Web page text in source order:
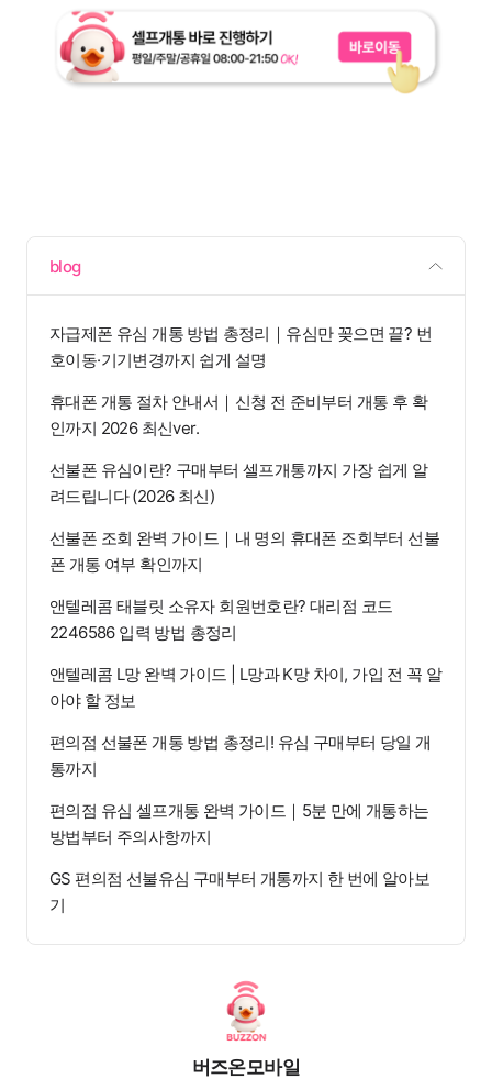
blog
자급제폰 유심 개통 방법 총정리｜유심만 꽂으면 끝? 번
호이동·기기변경까지 쉽게 설명
휴대폰 개통 절차 안내서｜신청 전 준비부터 개통 후 확
인까지 2026 최신ver.
선불폰 유심이란? 구매부터 셀프개통까지 가장 쉽게 알
려드립니다 (2026 최신)
선불폰 조회 완벽 가이드｜내 명의 휴대폰 조회부터 선불
폰 개통 여부 확인까지
앤텔레콤 태블릿 소유자 회원번호란? 대리점 코드
2246586 입력 방법 총정리
앤텔레콤 L망 완벽 가이드 | L망과 K망 차이, 가입 전 꼭 알
아야 할 정보
편의점 선불폰 개통 방법 총정리! 유심 구매부터 당일 개
통까지
편의점 유심 셀프개통 완벽 가이드｜5분 만에 개통하는
방법부터 주의사항까지
GS 편의점 선불유심 구매부터 개통까지 한 번에 알아보
기
버즈온모바일